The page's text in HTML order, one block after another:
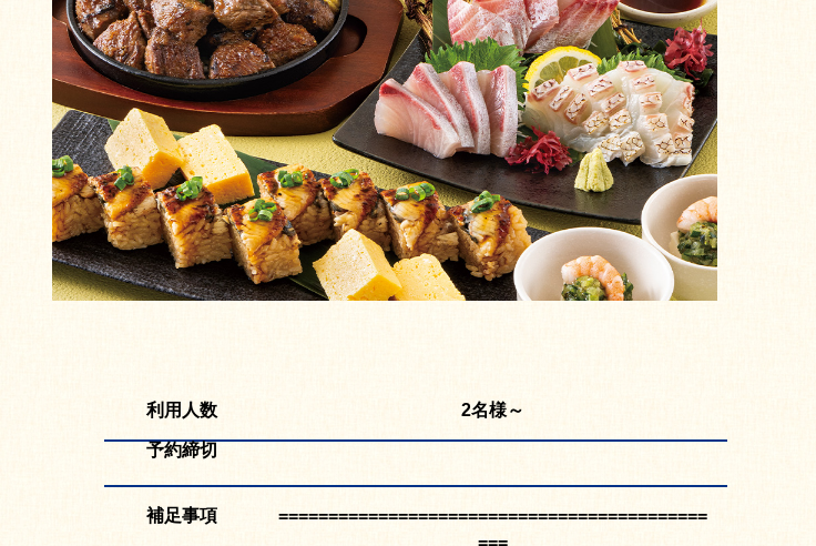
利用人数 2名様～
予約締切
補足事項
===========================================
===